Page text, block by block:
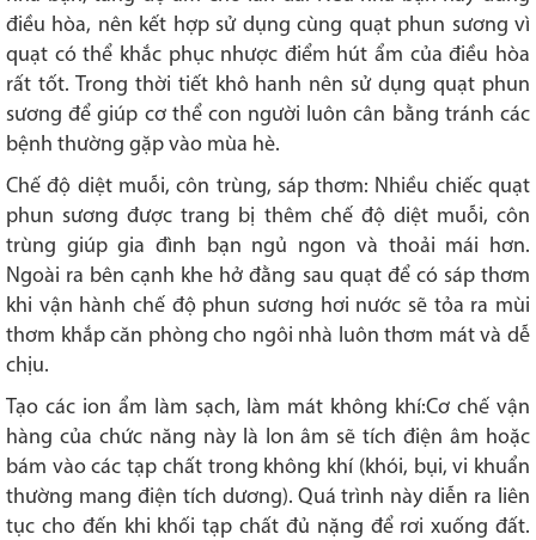
điều hòa, nên kết hợp sử dụng cùng quạt phun sương vì
quạt có thể khắc phục nhược điểm hút ẩm của điều hòa
rất tốt. Trong thời tiết khô hanh nên sử dụng quạt phun
sương để giúp cơ thể con người luôn cân bằng tránh các
bệnh thường gặp vào mùa hè.
Chế độ diệt muỗi, côn trùng, sáp thơm: Nhiều chiếc quạt
phun sương được trang bị thêm chế độ diệt muỗi, côn
trùng giúp gia đình bạn ngủ ngon và thoải mái hơn.
Ngoài ra bên cạnh khe hở đằng sau quạt để có sáp thơm
khi vận hành chế độ phun sương hơi nước sẽ tỏa ra mùi
thơm khắp căn phòng cho ngôi nhà luôn thơm mát và dễ
chịu.
Tạo các ion ẩm làm sạch, làm mát không khí:Cơ chế vận
hàng của chức năng này là Ion âm sẽ tích điện âm hoặc
bám vào các tạp chất trong không khí (khói, bụi, vi khuẩn
thường mang điện tích dương). Quá trình này diễn ra liên
tục cho đến khi khối tạp chất đủ nặng để rơi xuống đất.